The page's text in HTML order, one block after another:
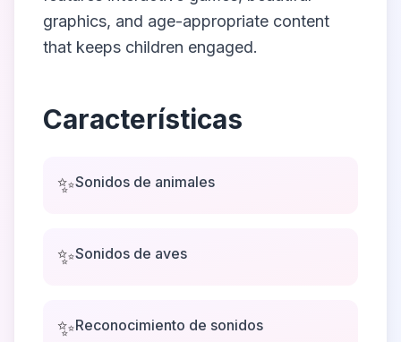
graphics, and age-appropriate content
that keeps children engaged.
Características
✨Sonidos de animales
✨Sonidos de aves
✨Reconocimiento de sonidos